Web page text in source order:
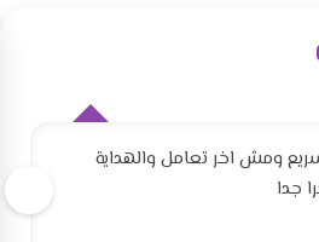
ومش اخر تعامل والهداية
جدا